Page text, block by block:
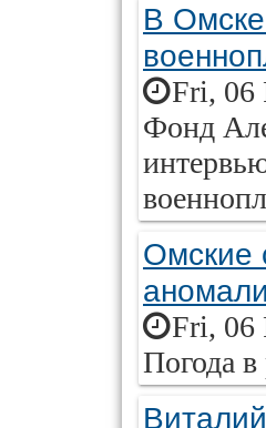
В Омске
Fri, 06
Фонд
Омские
Fri, 06
Погода в